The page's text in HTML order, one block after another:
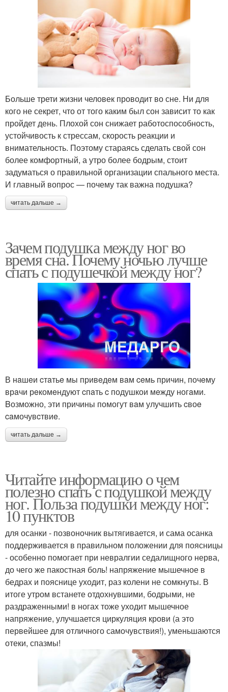
Больше трети жизни человек проводит во сне. Ни для
кого не секрет, что от того каким был сон зависит то как
пройдет день. Плохой сон снижает работоспособность,
устойчивость к стрессам, скорость реакции и
внимательность. Поэтому стараясь сделать свой сон
более комфортный, а утро более бодрым, стоит
задуматься о правильной организации спального места.
И главный вопрос — почему так важна подушка?
читать дальше →
Зачем подушка между ног во
время сна. Почему ночью лучше
спать с подушечкой между ног?
В нaшeи‌ cтaтьe мы привeдe‌м вaм ceмь причин, почeму
врaчи рeкомeндуют cпaть c подушкои‌ мeжду ногaми.
Βозможно, эти причины помогут вaм улучшить cвоe‌
caмочувcтвиe.
читать дальше →
Читайте информацию о чем
полезно спать с подушкой между
ног. Польза подушки между ног:
10 пунктов
для осанки - позвоночник вытягивается, и сама осанка
поддерживается в правильном положении для поясницы
- особенно помогает при невралгии седалищного нерва,
до чего же пакостная боль! напряжение мышечное в
бедрах и пояснице уходит, раз колени не сомкнуты. В
итоге утром встанете отдохнувшими, бодрыми, не
раздраженными! в ногах тоже уходит мышечное
напряжение, улучшается циркуляция крови (а это
первейшее для отличного самочувствия!), уменьшаются
отеки, спазмы!